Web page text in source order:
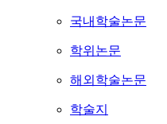
국내학술논문
학위논문
해외학술논문
학술지